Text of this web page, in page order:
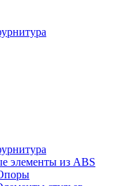
элементы из ABS